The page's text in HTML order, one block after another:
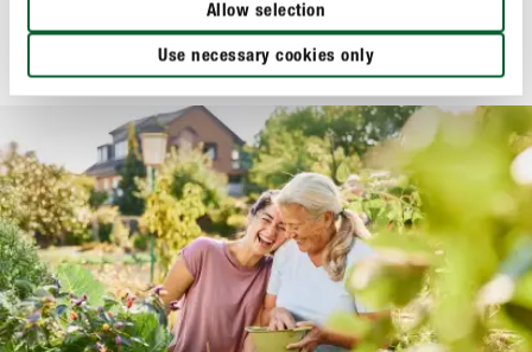
Allow selection
Use necessary cookies only